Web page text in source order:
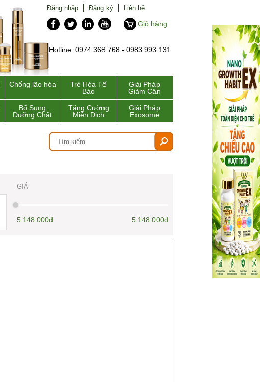
Đăng nhập Đăng ký
Liên hệ
Giỏ hàng
Hotline: 0974 368 768 - 0983 993 131
Chống lão hóa
Trẻ Hóa Tế
Bào
Giải Pháp
Giảm Cân
Bổ Sung
Dưỡng Chất
Tăng Cường
Miễn Dịch
Giải Pháp
Exosome
GIÁ
5.148.000đ 5.148.000đ